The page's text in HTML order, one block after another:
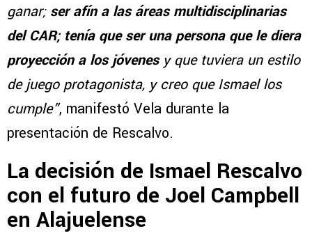
ganar; ser afín a las áreas multidisciplinarias
del CAR; tenía que ser una persona que le diera
proyección a los jóvenesy que tuviera un estilo
de juego protagonista, y creo que Ismael los
cumple”, manifestó Vela durante la
presentación de Rescalvo.
La decisión de Ismael Rescalvo
con el futuro de Joel Campbell
en Alajuelense